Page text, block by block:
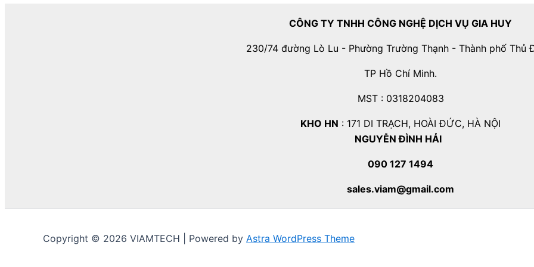
CÔNG TY TNHH CÔNG NGHỆ DỊCH VỤ GIA HUY
230/74 đường Lò Lu - Phường Trường Thạnh - Thành phố Thủ
TP Hồ Chí Minh.
MST : 0318204083
KHO HN : 171 DI TRẠCH, HOÀI ĐỨC, HÀ NỘI
NGUYỄN ĐÌNH HẢI
090 127 1494
sales.viam@gmail.com
Copyright © 2026 VIAMTECH | Powered by Astra WordPress Theme